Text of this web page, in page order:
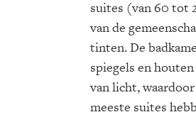
suites (van 60 tot
van de
tinten. De
spiegels en
van licht,
meeste suites